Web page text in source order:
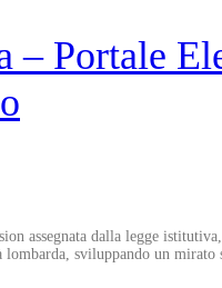
– Portale
assegnata dalla legge
lombarda, sviluppando un